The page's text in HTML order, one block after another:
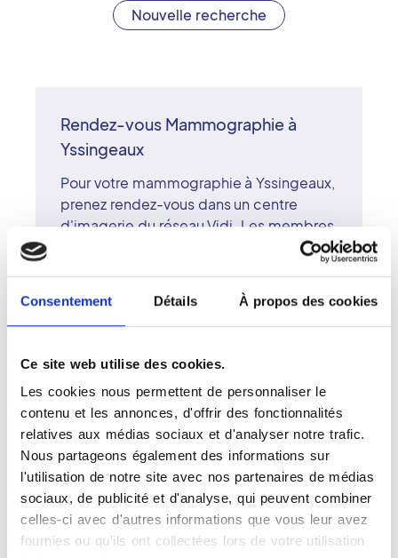
Consentement Détails À propos des cookies
Ce site web utilise des cookies.
Les cookies nous permettent de personnaliser le
contenu et les annonces, d'offrir des fonctionnalités
relatives aux médias sociaux et d'analyser notre trafic.
Nous partageons également des informations sur
l'utilisation de notre site avec nos partenaires de médias
sociaux, de publicité et d'analyse, qui peuvent combiner
celles-ci avec d'autres informations que vous leur avez
fournies ou qu'ils ont collectées lors de votre utilisation
Nouvelle recherche
Rendez-vous Mammographie à
Yssingeaux
Pour votre mammographie à Yssingeaux,
prenez rendez-vous dans un centre
d'imagerie du réseau Vidi. Les membres
génération, offrant une imagerie d'une
précision remarquable. La
mammographie, examen incontournable
radiologues surspécialisés en imagerie
mammaire. Le centre d'Yssingeaux veille
à garantir un accueil chaleureux, un suivi
attentif et une grande qualité d'écoute.
Le réseau Vidi défend une approche de
la radiologie fondée sur la confiance, la
rigueur scientifique et le respect de
chaque patiente.